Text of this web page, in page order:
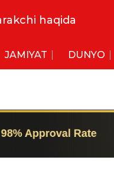
haqida
JAMIYAT DUNYO